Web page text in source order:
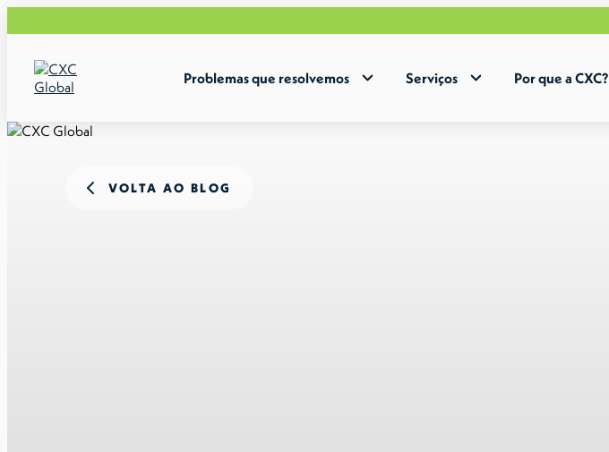
Problemas que resolvemos Serviços Por que a CXC?
VOLTA AO BLOG